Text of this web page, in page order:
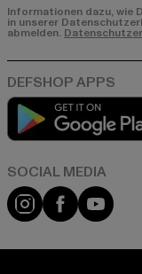
Informationen dazu, wie
in unserer
abmelden.
Instagram
Facebook